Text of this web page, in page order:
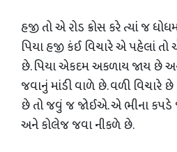
હજી તો એ રોડ ક્રોસ કરે ત્યાંં જ
પિયા હજી કંઈ વિચારે એ પહેલાં
છે. પિયા એકદમ અકળાય જાય છે
જવાનું માંડી વાળે છે. વળી વિચારે
છે તો જવું જ જોઈએ. એ ભીના કપડે
અને કોલેજ જવા નીકળે છે.